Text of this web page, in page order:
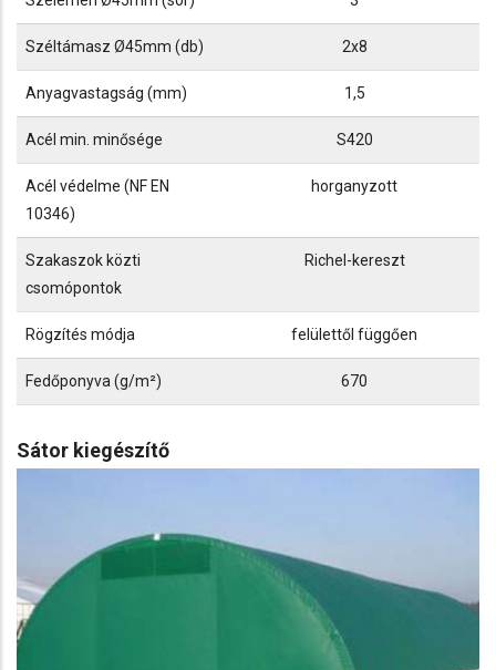
Széltámasz Ø45mm (db) 2x8
Anyagvastagság (mm) 1,5
Acél min. minősége S420
Acél védelme (NF EN
10346)
horganyzott
Szakaszok közti
csomópontok
Richel-kereszt
Rögzítés módja felülettől függően
Fedőponyva (g/m²) 670
Sátor kiegészítő